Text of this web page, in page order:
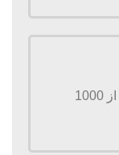
امکان انتخاب و خرید بین بیش از 1000